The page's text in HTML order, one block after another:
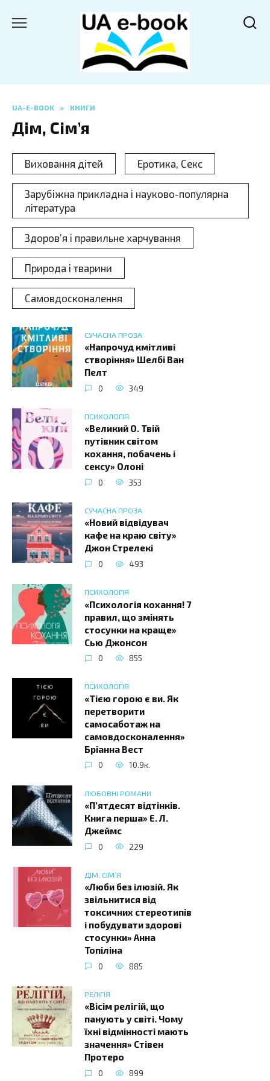
UA-E-BOOK » КНИГИ
Дім, Сім’я
Виховання дітей Еротика, Секс
Зарубіжна прикладна і науково-популярна
література
Здоров’я і правильне харчування
Природа і тварини
Самовдосконалення
СУЧАСНА ПРОЗА
«Напрочуд кмітливі
створіння» Шелбі Ван
Пелт
0 349
ПСИХОЛОГІЯ
«Великий О. Твій
путівник світом
кохання, побачень і
сексу» Олоні
0 353
СУЧАСНА ПРОЗА
«Новий відвідувач
кафе на краю світу»
Джон Стрелекі
0 493
ПСИХОЛОГІЯ
«Психологія кохання! 7
правил, що змінять
стосунки на краще»
Сью Джонсон
0 855
ПСИХОЛОГІЯ
«Тією горою є ви. Як
перетворити
самосаботаж на
самовдосконалення»
Бріанна Вест
0 10.9к.
ЛЮБОВНІ РОМАНИ
«П’ятдесят відтінків.
Книга перша» Е. Л.
Джеймс
0 229
ДІМ, СІМ’Я
«Люби без ілюзій. Як
звільнитися від
токсичних стереотипів
і побудувати здорові
стосунки» Анна
Топіліна
0 885
РЕЛІГІЯ
«Вісім релігій, що
панують у світі. Чому
їхні відмінності мають
значення» Стівен
Протеро
0 899